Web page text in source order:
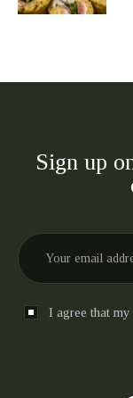
Sign up
I agree that